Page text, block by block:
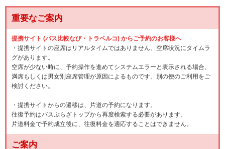
重要なご案内
提携サイト (バス比較なび・トラベルコ) からご予約のお客様へ
・提携サイトの座席はリアルタイムではありません。空席状況にタイムラ
グがあります。
空席が少ない時に、予約操作を進めてシステムエラーと表示される場合、
満席もしくは男女別座席管理が原因によるものです。別の便のご利用をご
検討ください。
・提携サイトからの遷移は、片道の予約になります。
往復予約はバスぷらざトップから再度検索する必要があります。
片道料金で予約成立後に、往復料金を適応することはできません。
ご案内